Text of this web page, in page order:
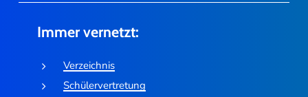
Immer vernetzt:
Verzeichnis
Schülervertretung